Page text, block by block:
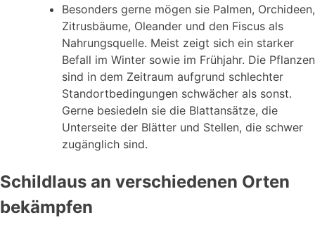
Besonders gerne mögen sie Palmen, Orchideen,
Zitrusbäume, Oleander und den Fiscus als
Nahrungsquelle. Meist zeigt sich ein starker
Befall im Winter sowie im Frühjahr. Die Pflanzen
sind in dem Zeitraum aufgrund schlechter
Standortbedingungen schwächer als sonst.
Gerne besiedeln sie die Blattansätze, die
Unterseite der Blätter und Stellen, die schwer
zugänglich sind.
Schildlaus an verschiedenen Orten
bekämpfen